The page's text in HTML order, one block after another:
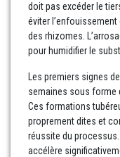
doit pas excéder le
éviter
des rhizomes.
pour humidifier le
Les premiers signes
semaines sous forme
Ces formations
proprement dites et
réussite du
accélère